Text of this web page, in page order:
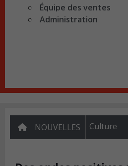
Équipe des ventes
Administration
NOUVELLES Culture